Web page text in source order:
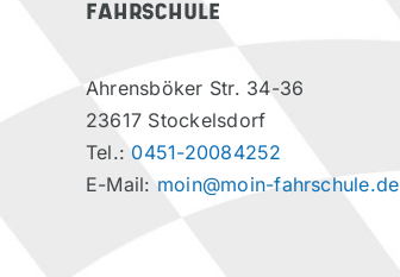
FAHRSCHULE
Ahrensböker Str. 34-36
23617 Stockelsdorf
Tel.:0451-20084252
E-Mail: moin@moin-fahrschule.de